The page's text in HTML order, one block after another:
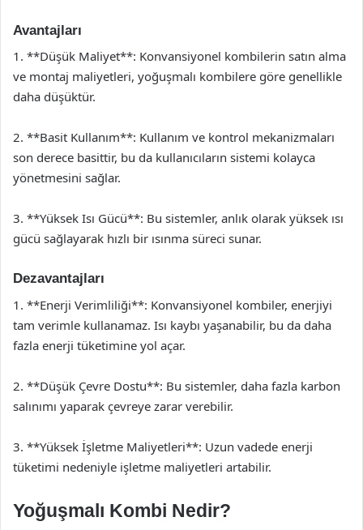
Avantajları
1. **Düşük Maliyet**: Konvansiyonel kombilerin satın alma
ve montaj maliyetleri, yoğuşmalı kombilere göre genellikle
daha düşüktür.
2. **Basit Kullanım**: Kullanım ve kontrol mekanizmaları
son derece basittir, bu da kullanıcıların sistemi kolayca
yönetmesini sağlar.
3. **Yüksek Isı Gücü**: Bu sistemler, anlık olarak yüksek ısı
gücü sağlayarak hızlı bir ısınma süreci sunar.
Dezavantajları
1. **Enerji Verimliliği**: Konvansiyonel kombiler, enerjiyi
tam verimle kullanamaz. Isı kaybı yaşanabilir, bu da daha
fazla enerji tüketimine yol açar.
2. **Düşük Çevre Dostu**: Bu sistemler, daha fazla karbon
salınımı yaparak çevreye zarar verebilir.
3. **Yüksek İşletme Maliyetleri**: Uzun vadede enerji
tüketimi nedeniyle işletme maliyetleri artabilir.
Yoğuşmalı Kombi Nedir?